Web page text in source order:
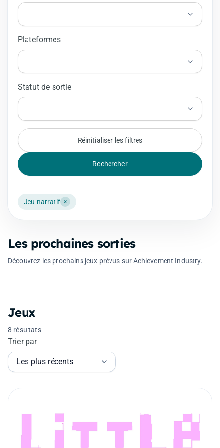
Plateformes
Statut de sortie
Réinitialiser les filtres
Rechercher
Jeu narratif ×
Les prochaines sorties
Découvrez les prochains jeux prévus sur Achievement Industry.
Resonance: A Plague Tale
Legacy
Jeux
8 résultats
Trier par